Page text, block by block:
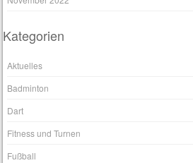
Kategorien
Aktuelles
Badminton
Dart
Fitness und Turnen
Fußball